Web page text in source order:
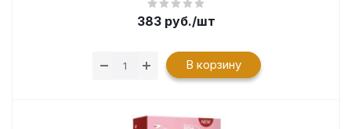
383 руб./шт
В корзину